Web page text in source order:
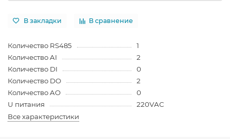
В закладки В сравнение
Количество RS485
1
Количество AI
2
Количество DI
0
Количество DO
2
Количество AO
0
U питания
220VAC
Все характеристики